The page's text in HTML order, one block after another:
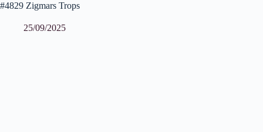
#4829 Zigmars Trops
25/09/2025